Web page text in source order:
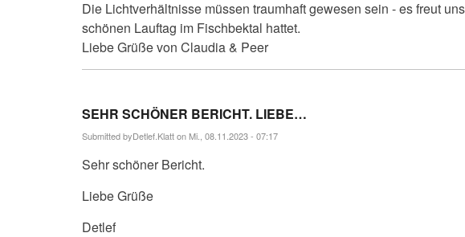
Die Lichtverhältnisse müssen traumhaft gewesen sein - es freut
schönen Lauftag im Fischbektal hattet.
Liebe Grüße von Claudia & Peer
SEHR SCHÖNER BERICHT. LIEBE…
Submitted byDetlef.Klatton Mi., 08.11.2023 - 07:17
Sehr schöner Bericht.
Liebe Grüße
Detlef